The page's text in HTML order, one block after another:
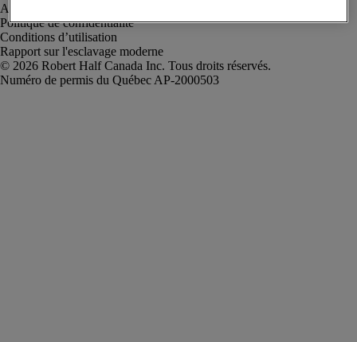
Alerte à la fraude
Politique de confidentialité
Conditions d’utilisation
Rapport sur l'esclavage moderne
Robert Half Canada Inc. Tous droits réservés.